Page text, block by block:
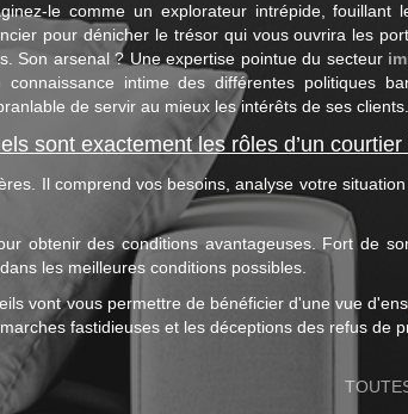
le comme un explorateur intrépide, fouillant
pour dénicher le trésor qui vous ouvrira les
Son arsenal ? Une expertise pointue du secteur
connaissance intime des différentes politiques
de servir au mieux les intérêts de ses clients.
sont exactement les rôles d’un
Il comprend vos besoins, analyse votre
obtenir des conditions avantageuses. Fort de
les meilleures conditions possibles.
vont vous permettre de bénéficier d'une vue
fastidieuses et les déceptions des refus de